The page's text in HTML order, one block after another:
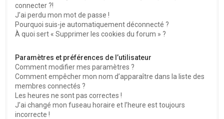
connecter ?!
J’ai perdu mon mot de passe !
Pourquoi suis-je automatiquement déconnecté ?
À quoi sert « Supprimer les cookies du forum » ?
Paramètres et préférences de l’utilisateur
Comment modifier mes paramètres ?
Comment empêcher mon nom d’apparaître dans la liste des
membres connectés ?
Les heures ne sont pas correctes !
J’ai changé mon fuseau horaire et l’heure est toujours
incorrecte !